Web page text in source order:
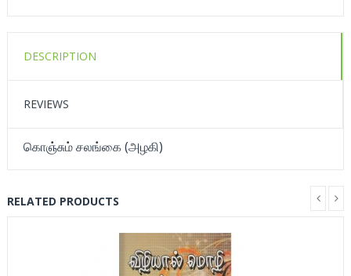
DESCRIPTION
REVIEWS
கொஞ்சும் சலங்கை (அழகி)
RELATED PRODUCTS